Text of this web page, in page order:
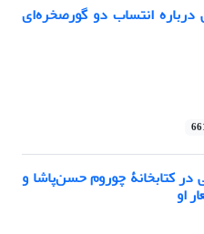
انتساب دو گورصخره‌ای‌
کتابخانۀ چوروم حسن‌پاشا و
او